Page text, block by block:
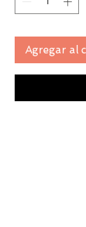
Agregar al